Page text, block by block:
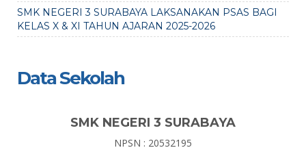
SMK NEGERI 3 SURABAYA LAKSANAKAN PSAS BAGI
KELAS X & XI TAHUN AJARAN 2025-2026
Data Sekolah
SMK NEGERI 3 SURABAYA
NPSN : 20532195